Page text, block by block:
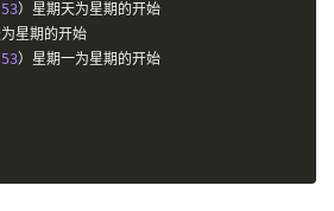
53）星期天为星期的开始
星期的开始
53）星期一为星期的开始